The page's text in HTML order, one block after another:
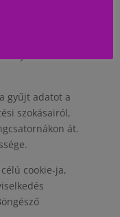
lekérések
gyűjt adatot a
szokásairól,
át.
cookie-ja,